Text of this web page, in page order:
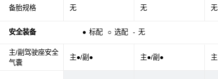
备胎规格
安全装备 ● 标配 ○ 选配 - 无
主/副驾驶座安全
气囊
无 无 无
主●/副● 主●/副●